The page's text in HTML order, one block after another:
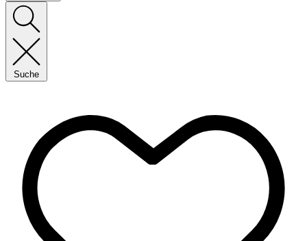
Suche